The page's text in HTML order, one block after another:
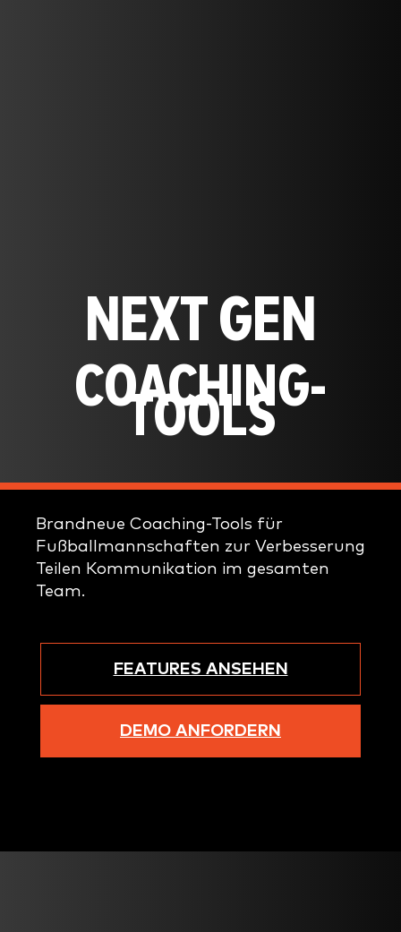
NEXT GEN
COACHING-
TOOLS
Brandneue Coaching-Tools für
Fußballmannschaften zur Verbesserung
Teilen Kommunikation im gesamten
Team.
FEATURES ANSEHEN
DEMO ANFORDERN